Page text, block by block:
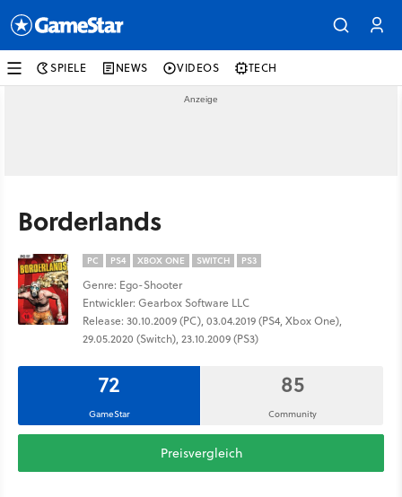
SPIELE NEWS VIDEOS TECH
Borderlands
PC PS4 XBOX ONE SWITCH PS3
Genre: Ego-Shooter
Entwickler: Gearbox Software LLC
Release: 30.10.2009 (PC), 03.04.2019 (PS4, Xbox One),
29.05.2020 (Switch), 23.10.2009 (PS3)
72
GameStar
85
Community
Preisvergleich